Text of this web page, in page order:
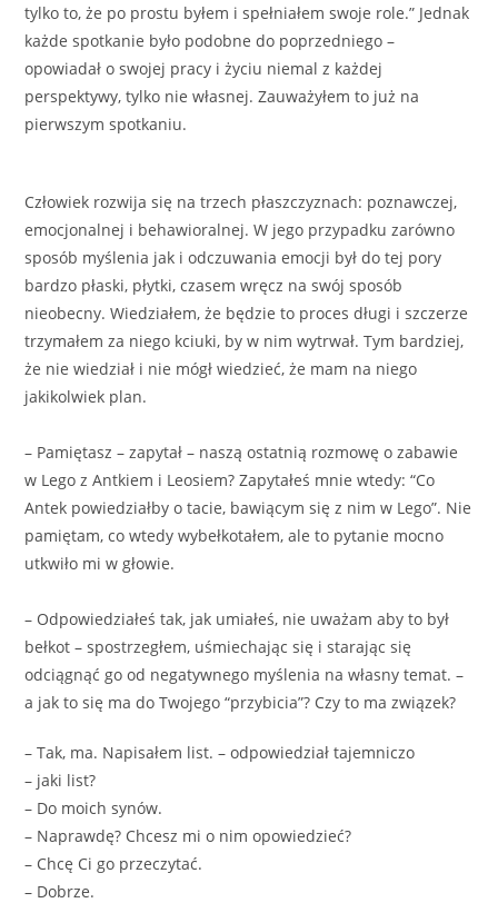
tylko to, że po prostu byłem i spełniałem swoje role.” Jednak
każde spotkanie było podobne do poprzedniego –
opowiadał o swojej pracy i życiu niemal z każdej
perspektywy, tylko nie własnej. Zauważyłem to już na
pierwszym spotkaniu.
Człowiek rozwija się na trzech płaszczyznach: poznawczej,
emocjonalnej i behawioralnej. W jego przypadku zarówno
sposób myślenia jak i odczuwania emocji był do tej pory
bardzo płaski, płytki, czasem wręcz na swój sposób
nieobecny. Wiedziałem, że będzie to proces długi i szczerze
trzymałem za niego kciuki, by w nim wytrwał. Tym bardziej,
że nie wiedział i nie mógł wiedzieć, że mam na niego
jakikolwiek plan.
– Pamiętasz – zapytał – naszą ostatnią rozmowę o zabawie
w Lego z Antkiem i Leosiem? Zapytałeś mnie wtedy: “Co
Antek powiedziałby o tacie, bawiącym się z nim w Lego”. Nie
pamiętam, co wtedy wybełkotałem, ale to pytanie mocno
utkwiło mi w głowie.
– Odpowiedziałeś tak, jak umiałeś, nie uważam aby to był
bełkot – spostrzegłem, uśmiechając się i starając się
odciągnąć go od negatywnego myślenia na własny temat. –
a jak to się ma do Twojego “przybicia”? Czy to ma związek?
– Tak, ma. Napisałem list. – odpowiedział tajemniczo
– jaki list?
– Do moich synów.
– Naprawdę? Chcesz mi o nim opowiedzieć?
– Chcę Ci go przeczytać.
– Dobrze.